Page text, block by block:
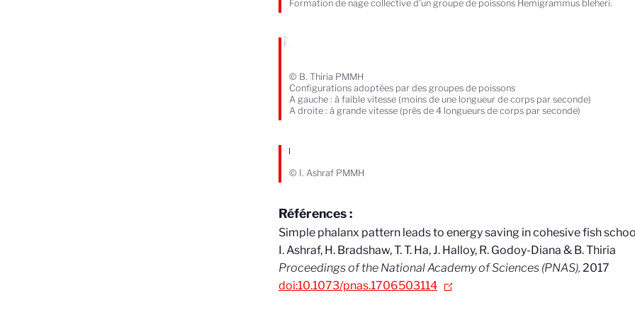
Formation de nage collective d’un groupe de poissons Hemigrammus bleheri.
© B. Thiria PMMH
Configurations adoptées par des groupes de poissons
A gauche : à faible vitesse (moins de une longueur de corps par seconde)
A droite : à grande vitesse (près de 4 longueurs de corps par seconde)
© I. Ashraf PMMH
Références :
Simple phalanx pattern leads to energy saving in cohesive fish
I. Ashraf, H. Bradshaw, T. T. Ha, J. Halloy, R. Godoy-Diana & B. Thiria
Proceedings of the National Academy of Sciences (PNAS), 2017
doi:10.1073/pnas.1706503114